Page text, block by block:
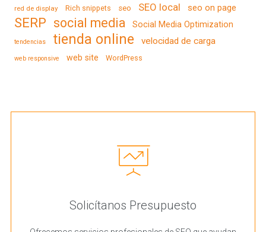
red de display Rich snippets seo SEO local seo on page
SERP social media Social Media Optimization
tendencias tienda online velocidad de carga
web responsive web site WordPress
Solicítanos Presupuesto